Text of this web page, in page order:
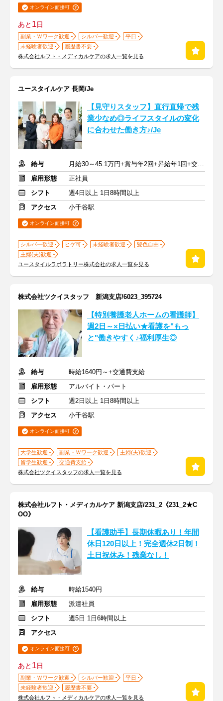
オンライン面接可
あと 1日
副業・Ｗワーク歓迎 シルバー歓迎
平日
未経験者歓迎
履歴書不要
株式会社ルフト・メディカルケアの求人一覧を見る
ユースタイルケア 長岡/Je
【見守りスタッフ】直行直帰で残
業少なめ◎ライフスタイルの変化
に合わせた働き方♪/Je
給与
月給30～45.1万円+賞与年2回+昇給年1回+交通費全額
雇用形態
正社員
シフト
週4日以上 1日8時間以上
アクセス
小千谷駅
オンライン面接可
シルバー歓迎 ヒゲ可 未経験者歓迎
髪色自由
主婦(夫)歓迎
ユースタイルラボラトリー株式会社の求人一覧を見る
株式会社ツクイスタッフ 新潟支店/6023_395724
【特別養護老人ホームの看護師】
週2日～×日払い★看護を"もっ
と"働きやすく♪福利厚生◎
給与
時給1640円～+交通費支給
雇用形態
アルバイト・パート
シフト
週2日以上 1日8時間以上
アクセス
小千谷駅
オンライン面接可
大学生歓迎 副業・Ｗワーク歓迎
主婦(夫)歓迎
留学生歓迎
交通費支給
株式会社ツクイスタッフの求人一覧を見る
株式会社ルフト・メディカルケア 新潟支店/231_2《231_2★C
OO》
【看護助手】長期休暇あり！年間
休日120日以上！完全週休2日制！
土日祝休み！残業なし！
給与
時給1540円
雇用形態
派遣社員
シフト
週5日 1日6時間以上
アクセス
オンライン面接可
あと 1日
副業・Ｗワーク歓迎 シルバー歓迎
平日
未経験者歓迎
履歴書不要
株式会社ルフト・メディカルケアの求人一覧を見る